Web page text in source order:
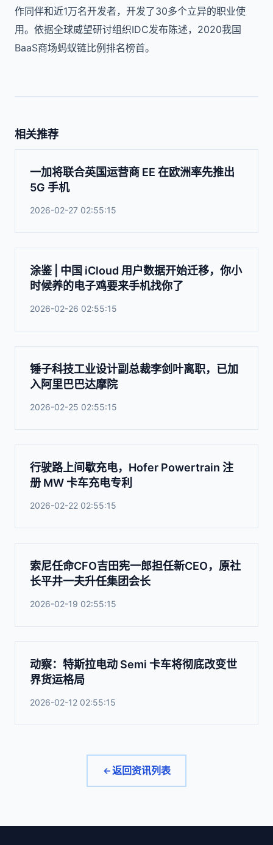
作同伴和近1万名开发者，开发了30多个立异的职业使
用。依据全球威望研讨组织IDC发布陈述，2020我国
BaaS商场蚂蚁链比例排名榜首。
相关推荐
一加将联合英国运营商 EE 在欧洲率先推出
5G 手机
2026-02-27 02:55:15
涂鉴 | 中国 iCloud 用户数据开始迁移，你小
时候养的电子鸡要来手机找你了
2026-02-26 02:55:15
锤子科技工业设计副总裁李剑叶离职，已加
入阿里巴巴达摩院
2026-02-25 02:55:15
行驶路上间歇充电，Hofer Powertrain 注
册 MW 卡车充电专利
2026-02-22 02:55:15
索尼任命CFO吉田宪一郎担任新CEO，原社
长平井一夫升任集团会长
2026-02-19 02:55:15
动察：特斯拉电动 Semi 卡车将彻底改变世
界货运格局
2026-02-12 02:55:15
返回资讯列表